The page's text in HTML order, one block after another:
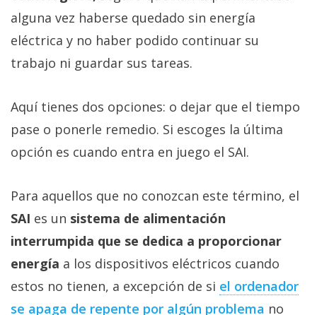
Profesional
+
Sorteos
Contacto
/
Sobre
nosotros
/
Publicidad
alguna vez haberse quedado sin energía
eléctrica y no haber podido continuar su
trabajo ni guardar sus tareas.
Aquí tienes dos opciones: o dejar que el tiempo
pase o ponerle remedio. Si escoges la última
opción es cuando entra en juego el SAI.
Para aquellos que no conozcan este término, el
SAI es un sistema de alimentación
interrumpida que se dedica a proporcionar
energía a los dispositivos eléctricos cuando
estos no tienen, a excepción de si el ordenador
se apaga de repente por algún problema no